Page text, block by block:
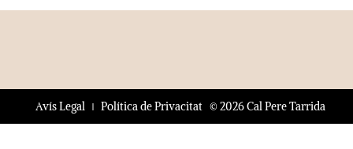
© 2026 Cal Pere Tarrida
Avís Legal Política de Privacitat